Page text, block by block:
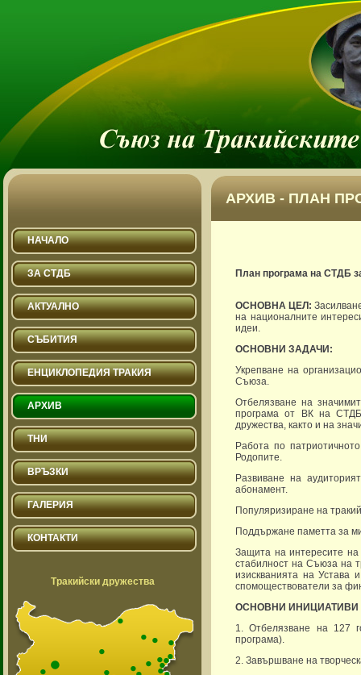
АРХИВ - ПЛАН
НАЧАЛО
ЗА СТДБ
АКТУАЛНО
СЪБИТИЯ
ЕНЦИКЛОПЕДИЯ ТРАКИЯ
АРХИВ
ТНИ
ВРЪЗКИ
ГАЛЕРИЯ
КОНТАКТИ
Тракийски дружества
План програма на СТДБ
ОСНОВНА ЦЕЛ:
на националните
идеи.
ОСНОВНИ ЗАДАЧИ:
Укрепване на
Съюза.
Отбелязване на
програма от ВК на
дружества, както и на
Работа по
Родопите.
Развиване на
абонамент.
Популяризиране на
Поддържане паметта за
Защита на интересите на
стабилност на Съюза на
изискванията на Устава
спомоществователи за
ОСНОВНИ ИНИЦИАТИВИ
1. Отбелязване на 127
програма).
2. Завършване на